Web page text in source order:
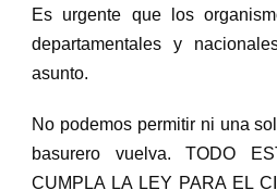
Es urgente que los
departamentales y
asunto.
No podemos permitir ni una
basurero vuelva. TODO
CUMPLA LA LEY PARA EL